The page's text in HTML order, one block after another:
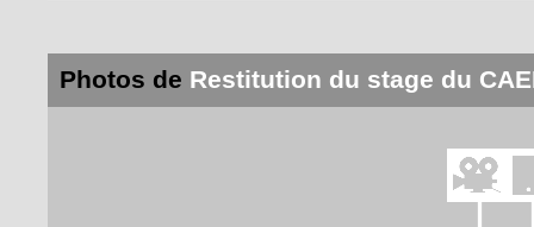
Photos de Restitution du stage du